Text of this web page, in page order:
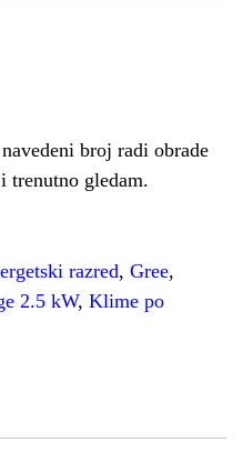
broj radi obrade
trenutno gledam.
razred,Gree,
2.5 kW,Klime po